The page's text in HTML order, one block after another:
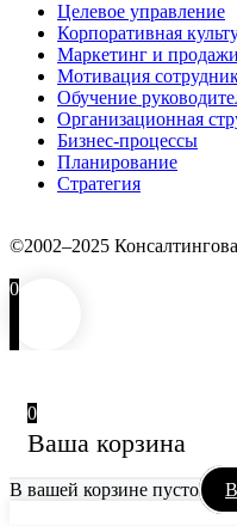
Целевое управление
Корпоративная
Маркетинг и продажи
Мотивация
Обучение
Организационная
Бизнес-процессы
Планирование
Стратегия
©2002–2025
0
0
Ваша корзина
В вашей корзине пусто